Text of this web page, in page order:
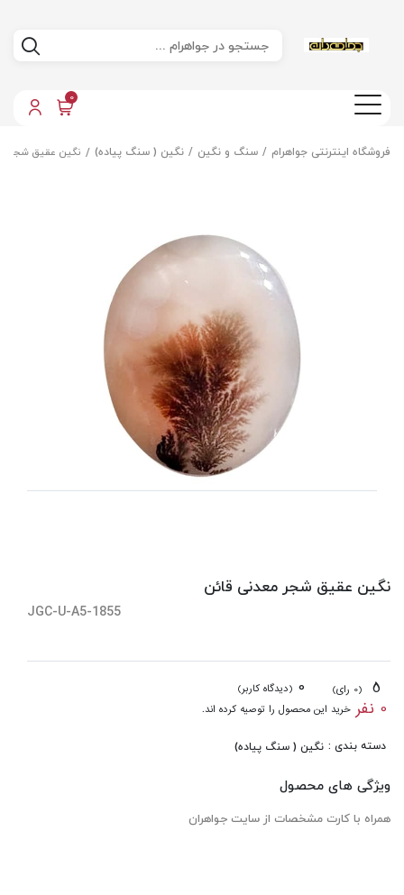
0
فروشگاه اینترنتی جواهرام سنگ و نگین نگین ( سنگ پیاده) نگین عقیق شجر
نگین عقیق شجر معدنی قائن
JGC-U-A5-1855
(0 رای) 0 (دیدگاه کاربر)
0 نفر خرید این محصول را توصیه کرده اند.
دسته بندی : نگین ( سنگ پیاده)
ویژگی های محصول
همراه با کارت مشخصات از سایت جواهران